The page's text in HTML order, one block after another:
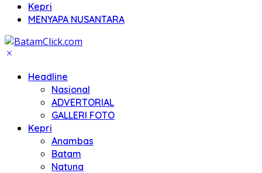
Kepri
MENYAPA NUSANTARA
Headline
Nasional
ADVERTORIAL
GALLERI FOTO
Kepri
Anambas
Batam
Natuna